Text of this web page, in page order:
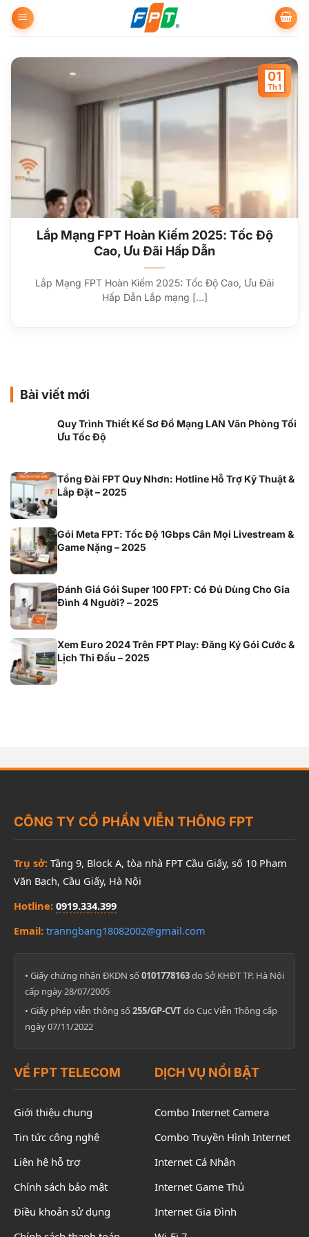
qua
dung
Lắp Mạng FPT Hoàn Kiếm 2025: Tốc Độ
Cao, Ưu Đãi Hấp Dẫn
Lắp Mạng FPT Hoàn Kiếm 2025: Tốc Độ Cao, Ưu Đãi
Hấp Dẫn Lắp mạng [...]
01
Th1
Bài viết mới
Quy Trình Thiết Kế Sơ Đồ Mạng LAN Văn Phòng Tối
Ưu Tốc Độ
Tổng Đài FPT Quy Nhơn: Hotline Hỗ Trợ Kỹ Thuật &
Lắp Đặt – 2025
Gói Meta FPT: Tốc Độ 1Gbps Cân Mọi Livestream &
Game Nặng – 2025
Đánh Giá Gói Super 100 FPT: Có Đủ Dùng Cho Gia
Đình 4 Người? – 2025
Xem Euro 2024 Trên FPT Play: Đăng Ký Gói Cước &
Lịch Thi Đấu – 2025
CÔNG TY CỔ PHẦN VIỄN THÔNG FPT
Trụ sở: Tầng 9, Block A, tòa nhà FPT Cầu Giấy, số 10 Phạm
Văn Bạch, Cầu Giấy, Hà Nội
Hotline: 0919.334.399
Email: tranngbang18082002@gmail.com
• Giấy chứng nhận ĐKDN số 0101778163do Sở KHĐT TP. Hà Nội
cấp ngày 28/07/2005
• Giấy phép viễn thông số 255/GP-CVTdo Cục Viễn Thông cấp
ngày 07/11/2022
VỀ FPT TELECOM
Giới thiệu chung
Tin tức công nghệ
Liên hệ hỗ trợ
Chính sách bảo mật
Điều khoản sử dụng
DỊCH VỤ NỔI BẬT
Combo Internet Camera
Combo Truyền Hình Internet
Internet Cá Nhân
Internet Game Thủ
Internet Gia Đình